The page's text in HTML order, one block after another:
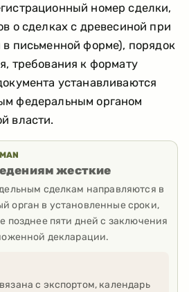
номер сделки,
о сделках с древесиной при
письменной форме), порядок
требования к формату
устанавливаются
федеральным органом
власти.
жесткие
сделкам направляются в
орган в установленные сроки,
позднее пяти дней с заключения
декларации.
с экспортом, календарь